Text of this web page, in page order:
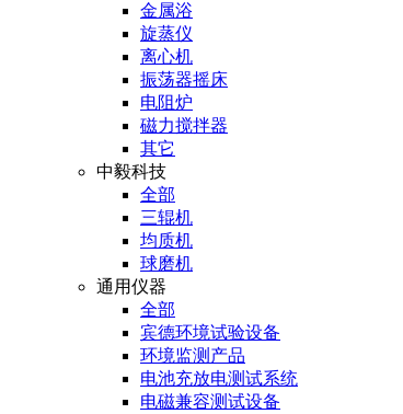
金属浴
旋蒸仪
离心机
振荡器摇床
电阻炉
磁力搅拌器
其它
中毅科技
全部
三辊机
均质机
球磨机
通用仪器
全部
宾德环境试验设备
环境监测产品
电池充放电测试系统
电磁兼容测试设备